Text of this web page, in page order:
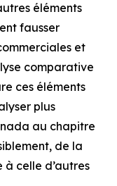
éléments
fausser
et
comparative
ces éléments
plus
au chapitre
de la
celle d’autres